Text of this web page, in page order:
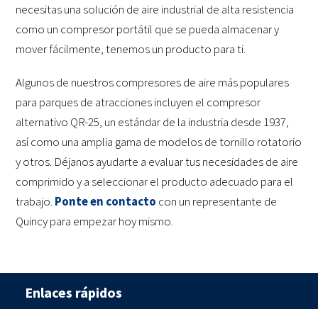
necesitas una solución de aire industrial de alta resistencia
como un compresor portátil que se pueda almacenar y
mover fácilmente, tenemos un producto para ti.
Algunos de nuestros compresores de aire más populares
para parques de atracciones incluyen el compresor
alternativo QR-25, un estándar de la industria desde 1937,
así como una amplia gama de modelos de tornillo rotatorio
y otros. Déjanos ayudarte a evaluar tus necesidades de aire
comprimido y a seleccionar el producto adecuado para el
trabajo. Ponte en contacto con un representante de
Quincy para empezar hoy mismo.
Enlaces rápidos